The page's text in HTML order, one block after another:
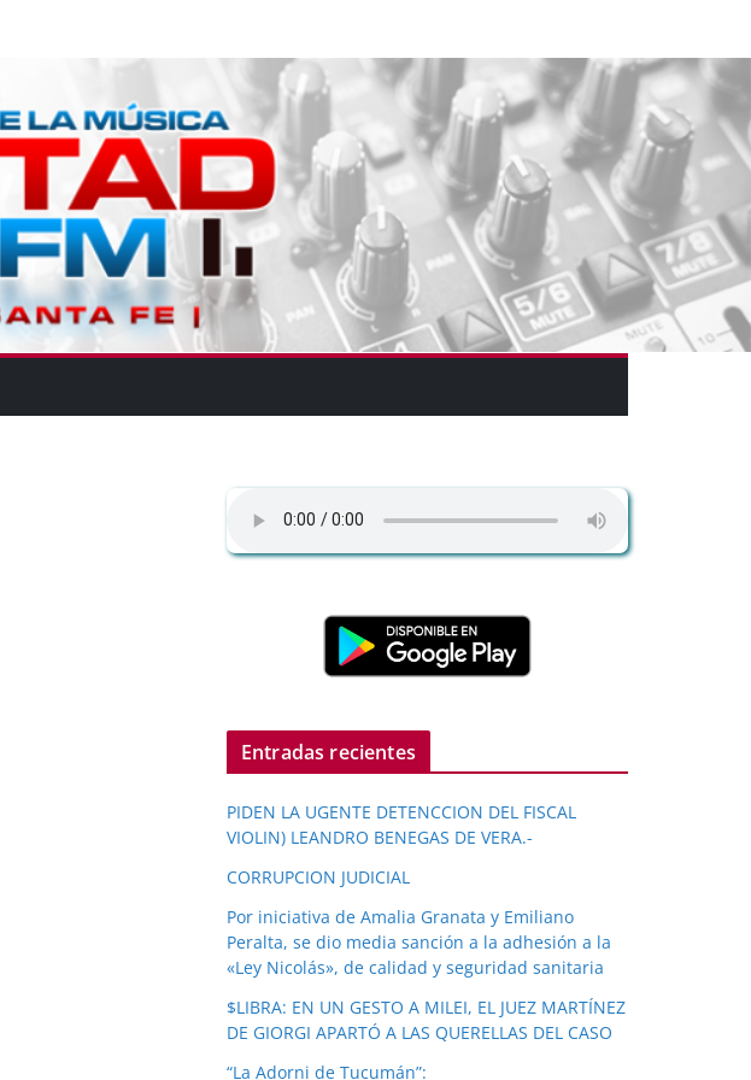
Entradas recientes
PIDEN LA UGENTE DETENCCION DEL FISCAL
VIOLIN) LEANDRO BENEGAS DE VERA.-
CORRUPCION JUDICIAL
Por iniciativa de Amalia Granata y Emiliano
Peralta, se dio media sanción a la adhesión a la
«Ley Nicolás», de calidad y seguridad sanitaria
$LIBRA: EN UN GESTO A MILEI, EL JUEZ MARTÍNEZ
DE GIORGI APARTÓ A LAS QUERELLAS DEL CASO
“La Adorni de Tucumán”: